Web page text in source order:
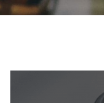
الأنظمة الذكية